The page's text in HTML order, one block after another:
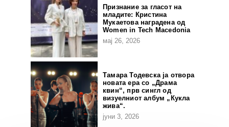
Признание за гласот на
младите: Кристина
Мукаетова наградена од
Women in Tech Macedonia
мај 26, 2026
Тамара Тодевска ја отвора
новата ера со „Драма
квин“, прв сингл од
визуелниот албум „Кукла
жива“.
јуни 3, 2026